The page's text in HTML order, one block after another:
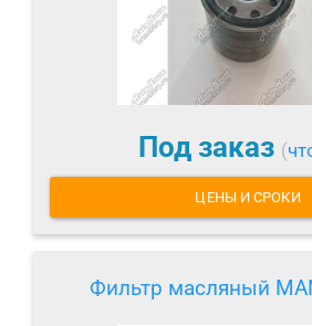
Под заказ (
ЦЕНЫ И СРОКИ
Фильтр масляный